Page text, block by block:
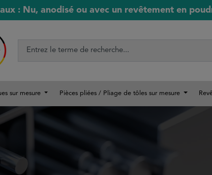
: Nu, anodisé ou avec un revêtement en
sur mesure Pièces pliées / Pliage de tôles sur mesure